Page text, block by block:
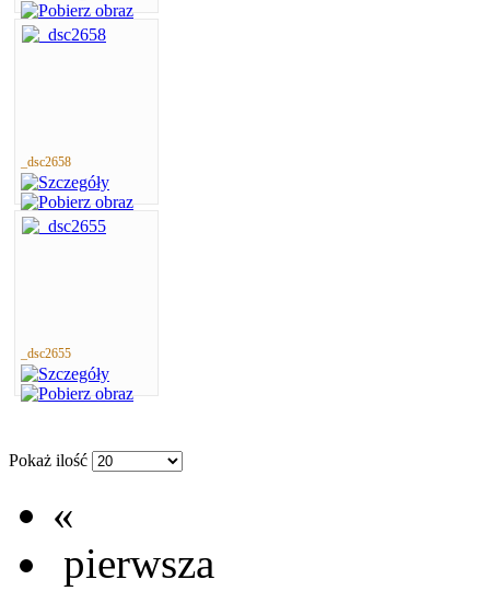
_dsc2658
_dsc2655
Pokaż ilość
«
pierwsza